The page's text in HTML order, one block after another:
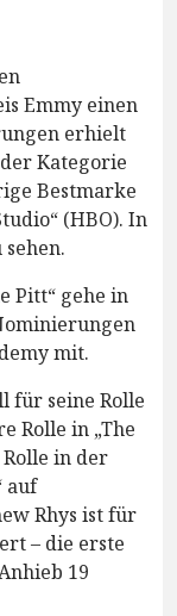
Emmy einen
erhielt
Kategorie
Bestmarke
(HBO). In
sehen.
Pitt“ gehe in
mit.
für seine Rolle
Rolle in „The
in der
auf
Rhys ist für
– die erste
19